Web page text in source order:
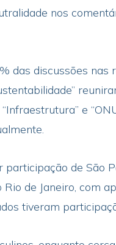
nos
das discussões nas
“Infraestrutura” e
de São
de Janeiro, com
tiveram